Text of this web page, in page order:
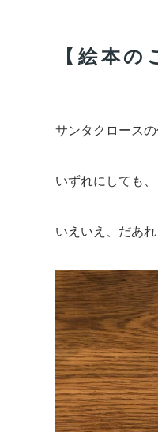
【絵本
サンタクロース
いずれにしても
いえいえ、だあ